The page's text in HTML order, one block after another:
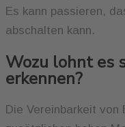
Es kann passieren,
abschalten kann.
Wozu lohnt es
erkennen?
Die Vereinbarkeit von